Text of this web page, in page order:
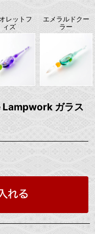
レットフ
ィズ
エメラルドクー
ラー
Lampwork ガラス